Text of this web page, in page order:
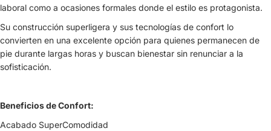
laboral como a ocasiones formales donde el estilo es protagonista.
Su construcción superligera y sus tecnologías de confort lo
convierten en una excelente opción para quienes permanecen de
pie durante largas horas y buscan bienestar sin renunciar a la
sofisticación.
Beneficios de Confort:
Acabado SuperComodidad